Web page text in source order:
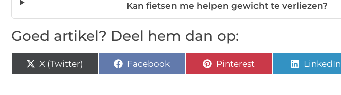
Kan fietsen me helpen gewicht te verliezen?
Goed artikel? Deel hem dan op:
X (Twitter) Facebook Pinterest LinkedIn